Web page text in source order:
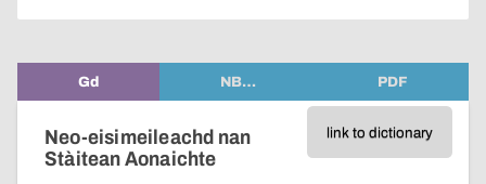
Gd NB… PDF
link to dictionary
Neo-eisimeileachd nan
Stàitean Aonaichte